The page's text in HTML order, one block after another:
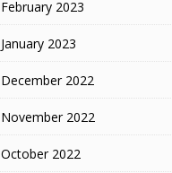
February 2023
January 2023
December 2022
November 2022
October 2022